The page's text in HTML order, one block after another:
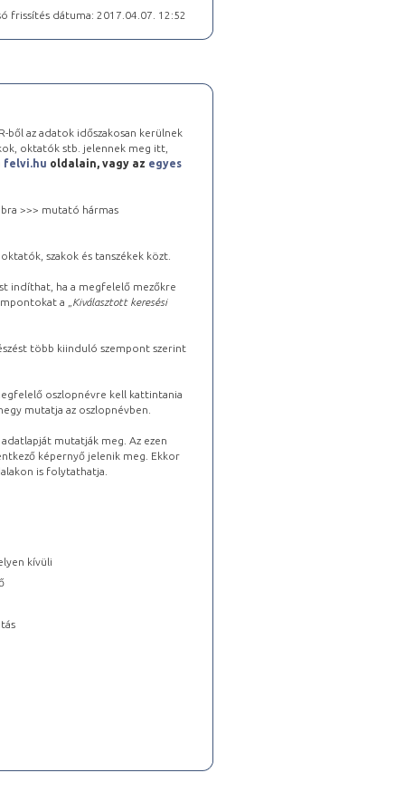
frissítés dátuma: 2017.04.07. 12:52
ből az adatok időszakosan kerülnek
oktatók stb. jelennek meg itt,
felvi.hu oldalain, vagy az egyes
>>> mutató hármas
szakok és tanszékek közt.
indíthat, ha a megfelelő mezőkre
a „ Kiválasztott keresési
több kiinduló szempont szerint
oszlopnévre kell kattintania
mutatja az oszlopnévben.
mutatják meg. Az ezen
képernyő jelenik meg. Ekkor
is folytathatja.
kívüli